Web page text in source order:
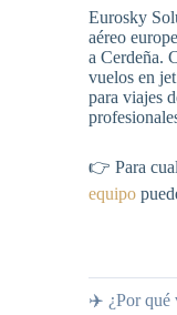
Eurosky
aéreo
a Cerdeña.
vuelos en
para viajes
👉 Para
equipo
✈️ ¿Por qué